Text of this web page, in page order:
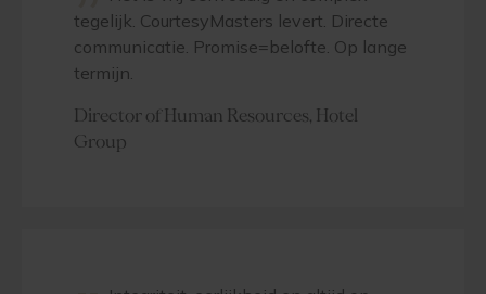
tegelijk. CourtesyMasters levert. Directe
communicatie. Promise=belofte. Op lange
termijn.
Director of Human Resources, Hotel
Group